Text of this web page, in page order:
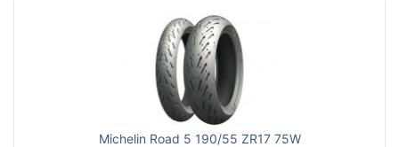
Michelin Road 5 190/55 ZR17 75W